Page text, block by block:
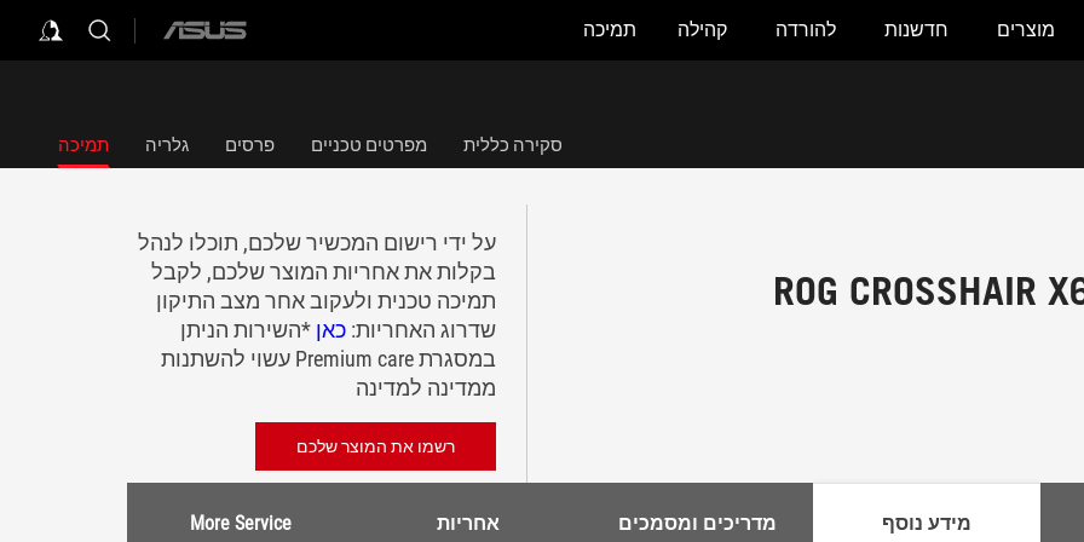
מוצרים חדשנות להורדה קהילה תמיכה
ASUS
סקירה כללית מפרטים טכניים פרסים גלריה תמיכה
ROG CROSSHAIR
על ידי רישום המכשיר שלכם, תוכלו לנהל
בקלות את אחריות המוצר שלכם, לקבל
תמיכה טכנית ולעקוב אחר מצב התיקון
שדרוג האחריות: כאן *השירות הניתן
במסגרת Premium care עשוי להשתנות
ממדינה למדינה
רשמו את המוצר שלכם
מידע נוסף מדריכים ומסמכים אחריות More Service